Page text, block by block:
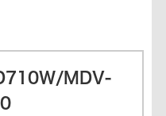
MDV-